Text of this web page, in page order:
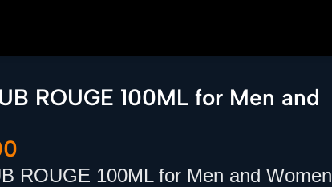
ROUGE 100ML for Men and
ROUGE 100ML for Men and Women